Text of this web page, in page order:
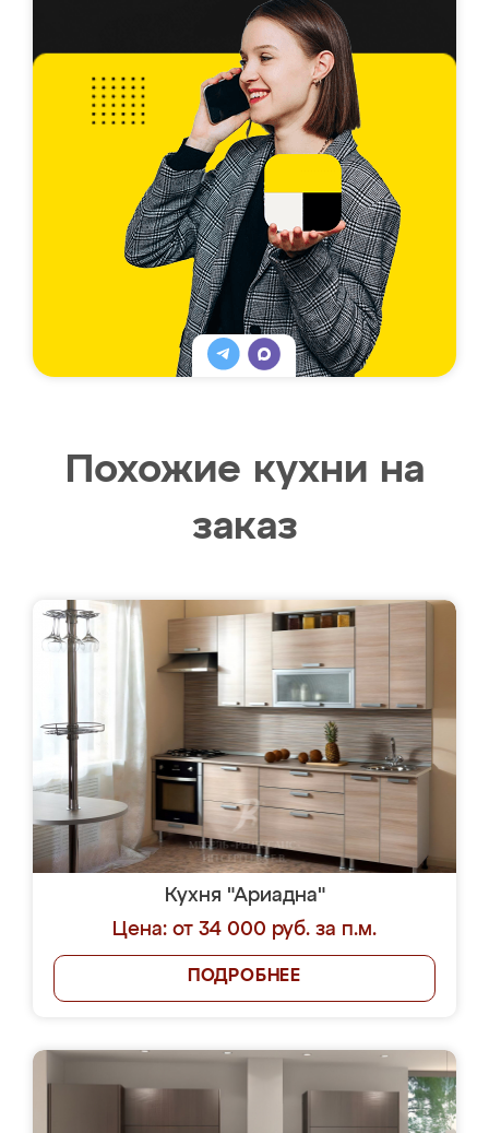
Похожие кухни на
заказ
Кухня "Ариадна"
Цена: от 34 000 руб. за п.м.
ПОДРОБНЕЕ